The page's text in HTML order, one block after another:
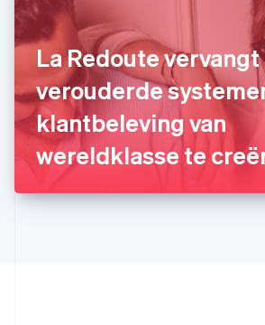
La Redoute vervangt
verouderde
klantbeleving van
wereldklasse te
Italië
ItalianoEnglish
Japan
日本語English
Kroatië
EnglishItaliano
Letland
English
Liechtenstein
Litouwen